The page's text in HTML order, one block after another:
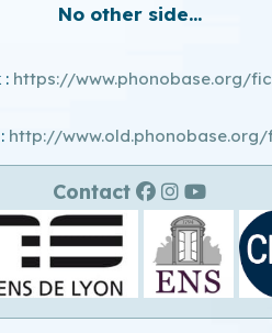
No other side...
: https://www.phonobase.org/
http://
Contact